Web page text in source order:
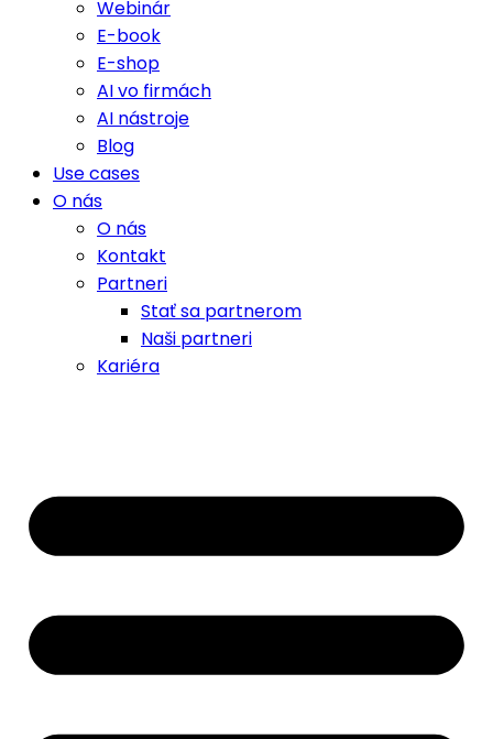
Webinár
E-book
E-shop
AI vo firmách
AI nástroje
Blog
Use cases
O nás
O nás
Kontakt
Partneri
Stať sa partnerom
Naši partneri
Kariéra